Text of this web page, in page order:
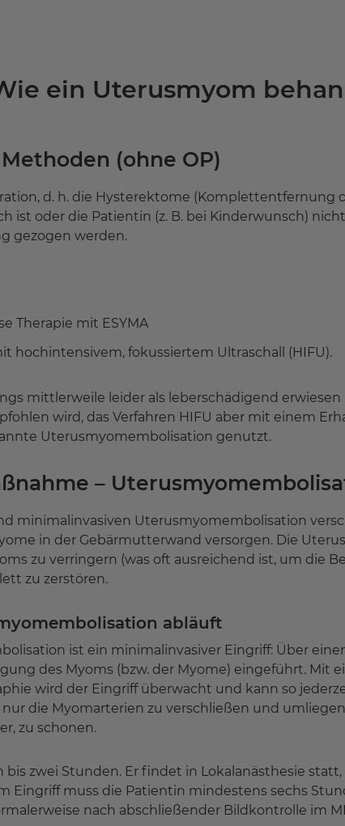
ein Uterusmyom
(ohne OP)
d. h. die Hysterektome (Komplettentfernung
ist oder die Patientin (z. B. bei Kinderwunsch)
gezogen werden.
Therapie mit ESYMA
hochintensivem, fokussiertem Ultraschall (HIFU).
mittlerweile leider als leberschädigend
wird, das Verfahren HIFU aber mit einem
Uterusmyomembolisation genutzt.
–
minimalinvasiven Uterusmyomembolisation
in der Gebärmutterwand versorgen. Die
zu verringern (was oft ausreichend ist, um die
zu zerstören.
abläuft
ist ein minimalinvasiver Eingriff: Über
des Myoms (bzw. der Myome) eingeführt. Mit
wird der Eingriff überwacht und kann so
die Myomarterien zu verschließen und
zu schonen.
bis zwei Stunden. Er findet in Lokalanästhesie
Eingriff muss die Patientin mindestens sechs
nach abschließender Bildkontrolle im